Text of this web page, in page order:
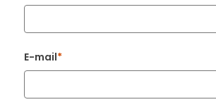
E-mail